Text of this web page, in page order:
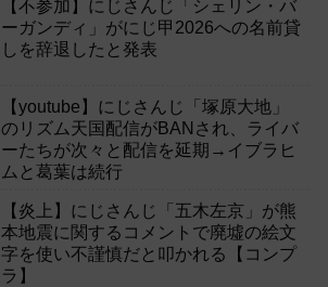
【不参加】にじさんじ「シェリン・バ
ーガンディ」がにじ甲2026への名前貸
しを辞退したと発表
【youtube】にじさんじ「塚原大地」
のリズム天国配信がBANされ、ライバ
ーたちが次々と配信を延期→イブラヒ
ムと葛葉は続行
【炎上】にじさんじ「五木左京」が熊
本地震に関するコメントで廃墟の絵文
字を使い不謹慎だと叩かれる【コンプ
ラ】